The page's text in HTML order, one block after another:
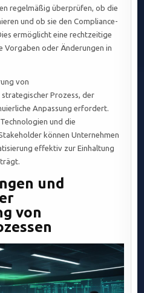
regelmäßig überprüfen, ob die
und ob sie den Compliance-
ermöglicht eine rechtzeitige
Vorgaben oder Änderungen in
von
Prozess, der
Anpassung erfordert.
und die
können Unternehmen
effektiv zur Einhaltung
und
von